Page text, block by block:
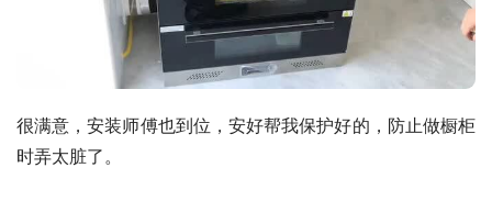
很满意，安装师傅也到位，安好帮我保护好的，防止做橱柜
时弄太脏了。